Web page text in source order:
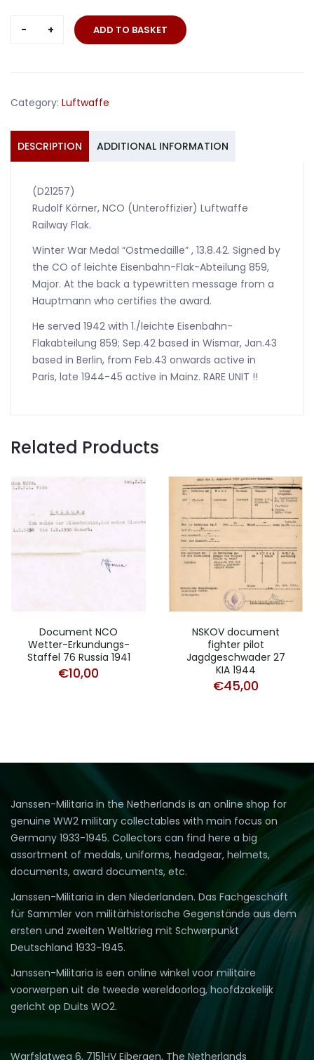
Ostmedaille
859
Paris
quantity
ADD TO BASKET
Category: Luftwaffe
DESCRIPTION ADDITIONAL INFORMATION
(D21257)
Rudolf Körner, NCO (Unteroffizier) Luftwaffe
Railway Flak.
Winter War Medal “Ostmedaille” , 13.8.42. Signed by
the CO of leichte Eisenbahn-Flak-Abteilung 859,
Major. At the back a typewritten message from a
Hauptmann who certifies the award.
He served 1942 with 1./leichte Eisenbahn-
Flakabteilung 859; Sep.42 based in Wismar, Jan.43
based in Berlin, from Feb.43 onwards active in
Paris, late 1944-45 active in Mainz. RARE UNIT !!
Related Products
Document NCO
Wetter-Erkundungs-
Staffel 76 Russia 1941
€10,00
NSKOV document
fighter pilot
Jagdgeschwader 27
KIA 1944
€45,00
Janssen-Militaria in the Netherlands is an online shop for
genuine WW2 military collectables with main focus on
Germany 1933-1945. Collectors can find here a big
assortment of medals, uniforms, headgear, helmets,
documents, award documents, etc.
Janssen-Militaria in den Niederlanden. Das Fachgeschäft
für Sammler von militärhistorische Gegenstände aus dem
ersten und zweiten Weltkrieg mit Schwerpunkt
Deutschland 1933-1945.
Janssen-Militaria is een online winkel voor militaire
voorwerpen uit de tweede wereldoorlog, hoofdzakelijk
gericht op Duits WO2.
Warfslatweg 6, 7151HV Eibergen, The Netherlands